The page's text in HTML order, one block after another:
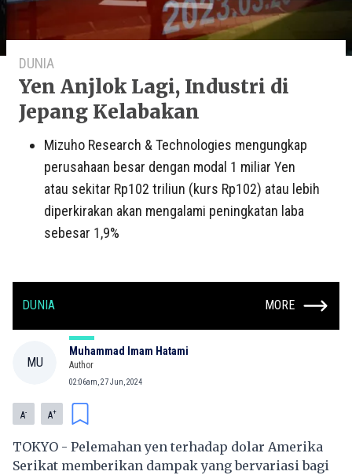
DUNIA
Yen Anjlok Lagi, Industri di
Jepang Kelabakan
Mizuho Research & Technologies mengungkap
perusahaan besar dengan modal 1 miliar Yen
atau sekitar Rp102 triliun (kurs Rp102) atau lebih
diperkirakan akan mengalami peningkatan laba
sebesar 1,9%
DUNIA MORE
MU
Muhammad Imam Hatami
Author
02:06am, 27 Jun, 2024
A- A+
TOKYO - Pelemahan yen terhadap dolar Amerika
Serikat memberikan dampak yang bervariasi bagi